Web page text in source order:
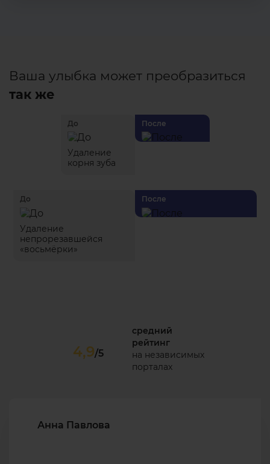
Ваша улыбка может преобразиться
так же
До
Удаление
корня зуба
После
До
Удаление
непрорезавшейся
«восьмёрки»
После
4,9/5
средний
рейтинг
на независимых
порталах
Анна Павлова